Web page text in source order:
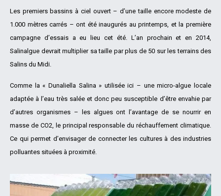
Les premiers bassins à ciel ouvert – d’une taille encore modeste de
1.000 mètres carrés – ont été inaugurés au printemps, et la première
campagne d’essais a eu lieu cet été. L’an prochain et en 2014,
Salinalgue devrait multiplier sa taille par plus de 50 sur les terrains des
Salins du Midi.
Comme la « Dunaliella Salina » utilisée ici – une micro-algue locale
adaptée à l’eau très salée et donc peu susceptible d’être envahie par
d’autres organismes – les algues ont l’avantage de se nourrir en
masse de CO2, le principal responsable du réchauffement climatique.
Ce qui permet d’envisager de connecter les cultures à des industries
polluantes situées à proximité.